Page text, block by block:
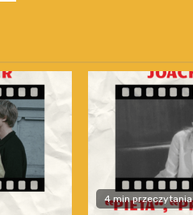
4 min przeczytania